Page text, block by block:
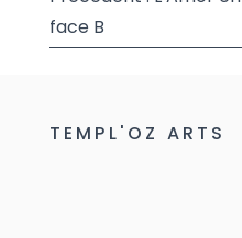
de
face B
TEMPL'OZ ARTS